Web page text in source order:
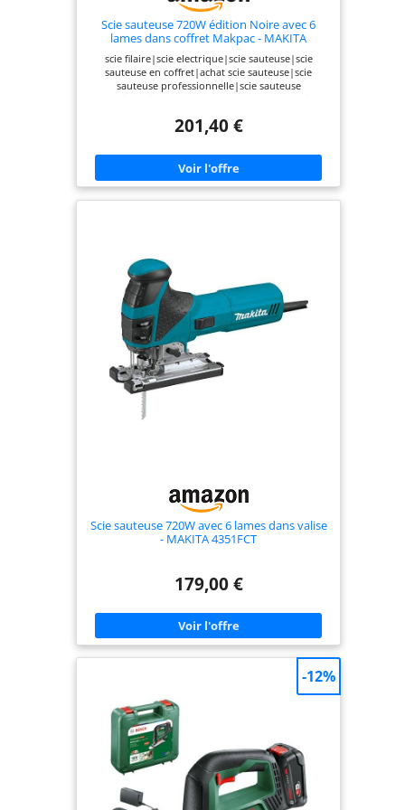
Scie sauteuse 720W édition Noire avec 6
lames dans coffret Makpac - MAKITA
scie filaire|scie electrique|scie sauteuse|scie
sauteuse en coffret|achat scie sauteuse|scie
sauteuse professionnelle|scie sauteuse
201,40 €
Scie sauteuse 720W avec 6 lames dans valise
- MAKITA 4351FCT
179,00 €
-12%